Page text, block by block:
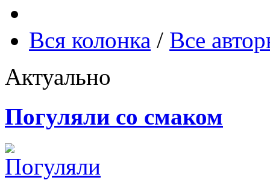
Вся колонка / Все
Актуально
Погуляли со смаком